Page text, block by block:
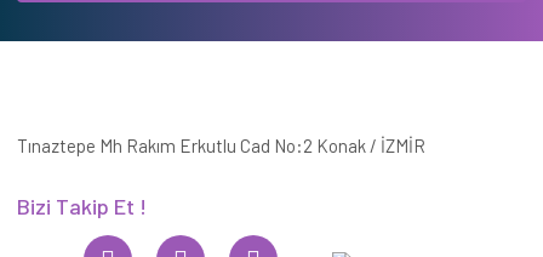
Tınaztepe Mh Rakım Erkutlu Cad No:2 Konak / İZMİR
Bizi Takip Et !